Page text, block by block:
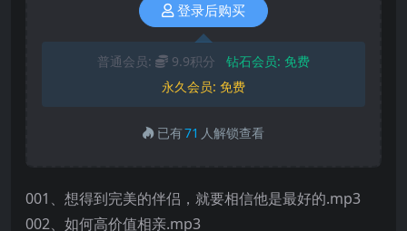
登录后购买
普通会员: 9.9积分 钻石会员: 免费
永久会员: 免费
已有71 人解锁查看
001、想得到完美的伴侣，就要相信他是最好的.mp3
002、如何高价值相亲.mp3